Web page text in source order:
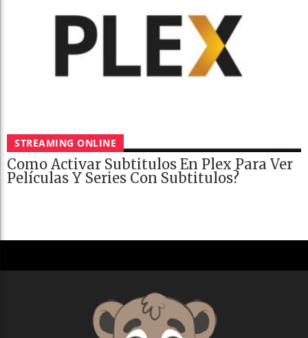
STREAMING ONLINE
Como Activar Subtitulos En Plex Para Ver
Películas Y Series Con Subtitulos?